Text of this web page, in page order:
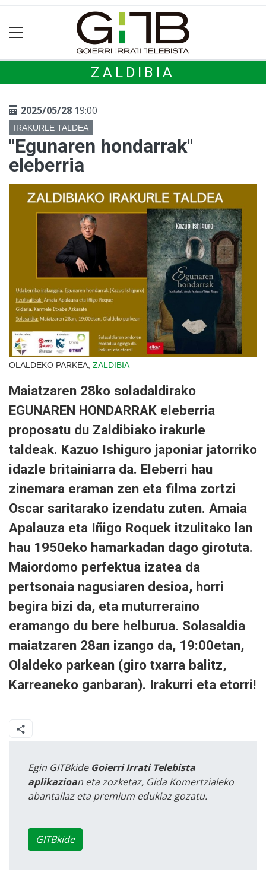
ZALDIBIA
2025/05/28 19:00
IRAKURLE TALDEA
"Egunaren hondarrak"
eleberria
OLALDEKO PARKEA, ZALDIBIA
Maiatzaren 28ko soladaldirako
EGUNAREN HONDARRAK eleberria
proposatu du Zaldibiako irakurle
taldeak. Kazuo Ishiguro japoniar jatorriko
idazle britainiarra da. Eleberri hau
zinemara eraman zen eta filma zortzi
Oscar saritarako izendatu zuten. Amaia
Apalauza eta Iñigo Roquek itzulitako lan
hau 1950eko hamarkadan dago girotuta.
Maiordomo perfektua izatea da
pertsonaia nagusiaren desioa, horri
begira bizi da, eta muturreraino
eramango du bere helburua. Solasaldia
maiatzaren 28an izango da, 19:00etan,
Olaldeko parkean (giro txarra balitz,
Karreaneko ganbaran). Irakurri eta etorri!
Egin GITBkide Goierri Irrati Telebista
aplikazioan eta zozketaz, Gida Komertzialeko
abantailaz eta premium edukiaz gozatu.
GITBkide